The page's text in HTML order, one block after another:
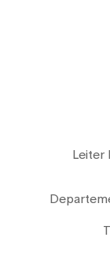
Leiter